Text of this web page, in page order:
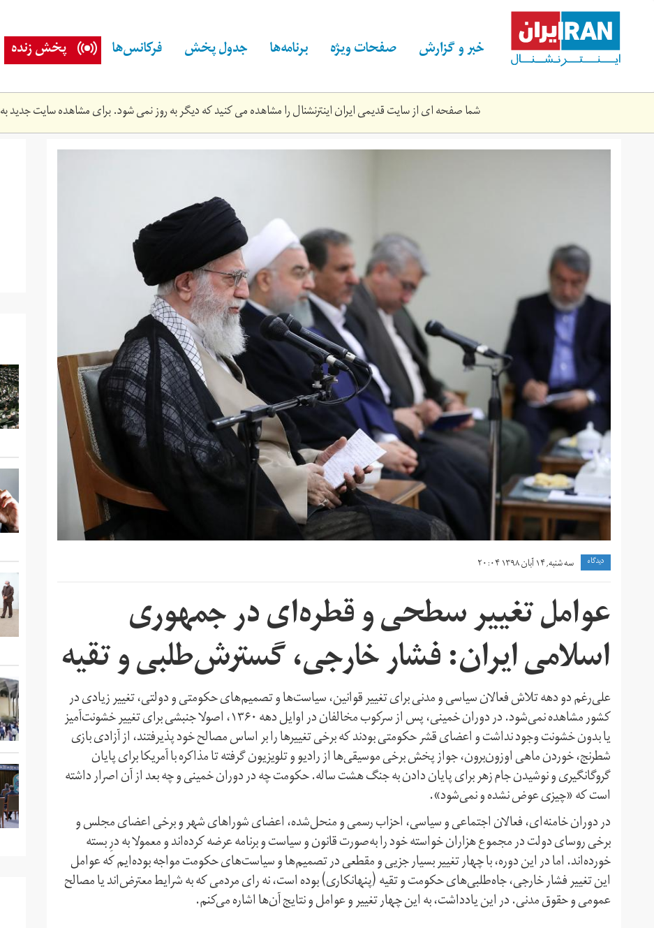
content خبر و گزارش صفحات ویژه برنامه‌ها جدول پخش فرکانس‌ها پخش زنده
شما صفحه ای از سایت قدیمی ایران اینترنشنال را مشاهده می کنید که دیگر به روز نمی شود. برای مشاهده سایت جدید به
dydrhyytdwltbrhbry.jpg
دیدگاه سه شنبه, ۱۴ آبان ۱۳۹۸ ۲۰:۰۴
عوامل تغییر سطحی و قطره‌ای در جمهوری
اسلامی ایران: فشار خارجی، گسترش‌طلبی و تقیه
علی‌رغم دو دهه تلاش فعالان سیاسی و مدنی برای تغییر قوانین، سیاست‌ها و تصمیم‌های حکومتی و دولتی، تغییر زیادی در
کشور مشاهده نمی‌شود. در دوران خمینی، پس از سرکوب مخالفان در اوایل دهه‌ ۱۳۶۰، اصولا جنبشی برای تغییر خشونت‌آمیز
یا بدون خشونت وجود نداشت و اعضای قشر حکومتی بودند که برخی تغییرها را بر اساس مصالح خود پذیرفتند، از آزادی بازی
شطرنج، خوردن ماهی اوزون‌برون، جواز پخش برخی موسیقی‌ها از رادیو و تلویزیون گرفته تا مذاکره با آمریکا برای پایان
گروگانگیری و نوشیدن جام زهر برای پایان دادن به جنگ هشت ساله. حکومت چه در دوران خمینی و چه بعد از آن اصرار داشته
است که «چیزی عوض نشده و نمی‌شود».
در دوران خامنه‌ای، فعالان اجتماعی و سیاسی، احزاب رسمی و منحل‌شده، اعضای شوراهای شهر و برخی اعضای مجلس و
برخی روسای دولت در مجموع هزاران خواسته‌ خود را به‌صورت قانون و سیاست و برنامه عرضه کرده‌اند و معمولا به درِ بسته
خورده‌اند. اما در این دوره، با چهار تغییر بسیار جزیی و مقطعی در تصمیم‌ها و سیاست‌های حکومت مواجه بوده‌ایم که عوامل
این تغییر فشار خارجی، جاه‌طلبی‌های حکومت و تقیه (پنهانکاری) بوده است، نه رای مردمی که به شرایط معترض‌اند یا مصالح
عمومی و حقوق مدنی. در این یادداشت، به این چهار تغییر و عوامل و نتایج آن‌ها اشاره می‌کنم.